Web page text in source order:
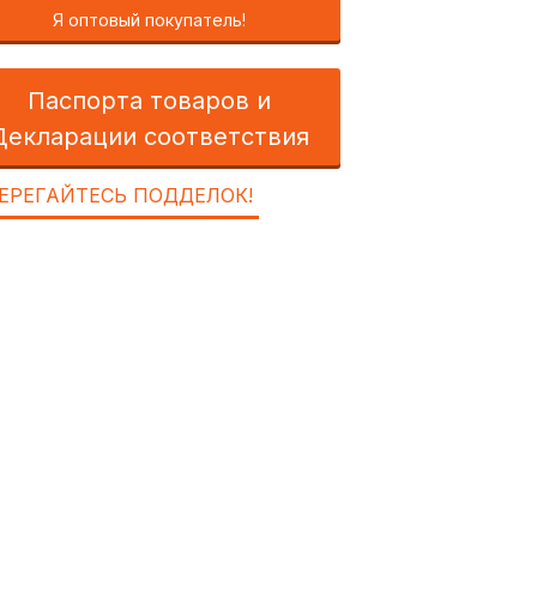
Я оптовый покупатель!
Паспорта товаров и
соответствия
ПОДДЕЛОК!